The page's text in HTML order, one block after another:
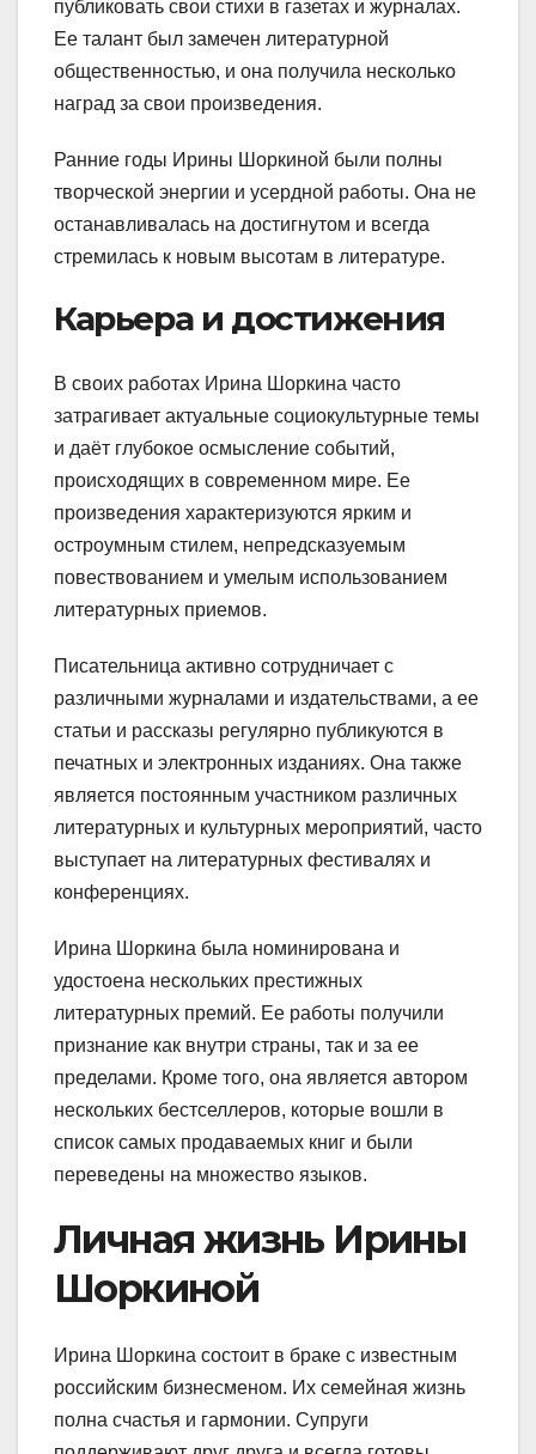
публиковать свои стихи в газетах и журналах.
Ее талант был замечен литературной
общественностью, и она получила несколько
наград за свои произведения.
Ранние годы Ирины Шоркиной были полны
творческой энергии и усердной работы. Она не
останавливалась на достигнутом и всегда
стремилась к новым высотам в литературе.
Карьера и достижения
В своих работах Ирина Шоркина часто
затрагивает актуальные социокультурные темы
и даёт глубокое осмысление событий,
происходящих в современном мире. Ее
произведения характеризуются ярким и
остроумным стилем, непредсказуемым
повествованием и умелым использованием
литературных приемов.
Писательница активно сотрудничает с
различными журналами и издательствами, а ее
статьи и рассказы регулярно публикуются в
печатных и электронных изданиях. Она также
является постоянным участником различных
литературных и культурных мероприятий, часто
выступает на литературных фестивалях и
конференциях.
Ирина Шоркина была номинирована и
удостоена нескольких престижных
литературных премий. Ее работы получили
признание как внутри страны, так и за ее
пределами. Кроме того, она является автором
нескольких бестселлеров, которые вошли в
список самых продаваемых книг и были
переведены на множество языков.
Личная жизнь Ирины
Шоркиной
Ирина Шоркина состоит в браке с известным
российским бизнесменом. Их семейная жизнь
полна счастья и гармонии. Супруги